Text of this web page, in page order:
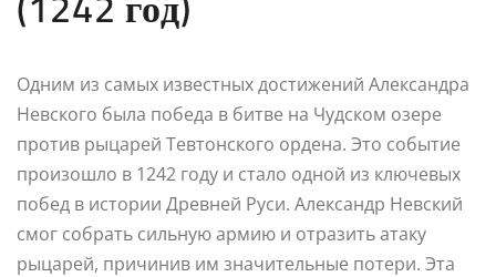
Одним из самых известных достижений Александра
Невского была победа в битве на Чудском озере
против рыцарей Тевтонского ордена. Это событие
произошло в 1242 году и стало одной из ключевых
побед в истории Древней Руси. Александр Невский
смог собрать сильную армию и отразить атаку
рыцарей, причинив им значительные потери. Эта